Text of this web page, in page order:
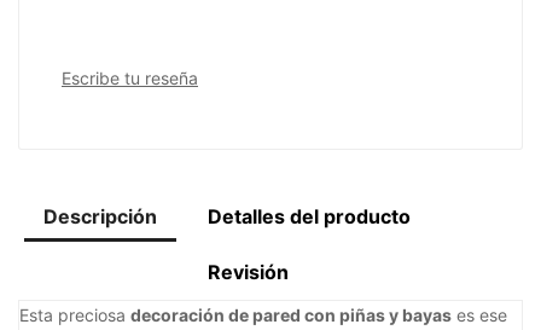
Escribe tu reseña
Descripción Detalles del producto
Revisión
Esta preciosa decoración de pared con piñas y bayas es ese